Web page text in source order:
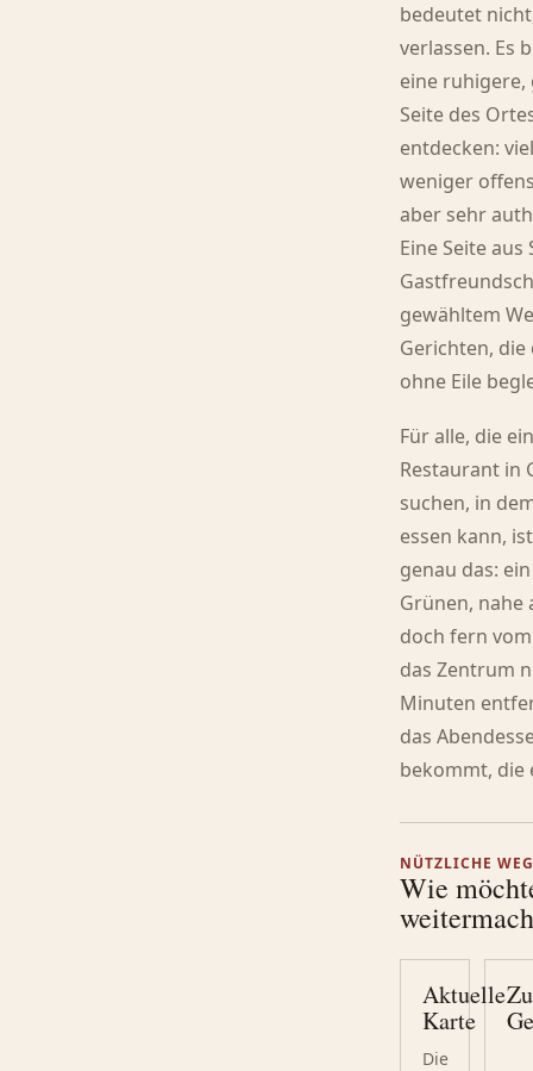
bedeutet
verlassen. Es
eine
Seite des
entdecken:
weniger
aber sehr
Eine Seite aus
gewähltem
Gerichten, die
ohne Eile
Für alle, die
Restaurant in
suchen, in
essen kann,
genau das:
Grünen, nahe
doch fern
das Zentrum
Minuten
das
bekommt, die
NÜTZLICHE
Wie
Aktuelle
Karte
Die